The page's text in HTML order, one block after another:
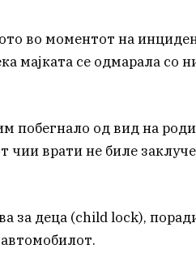
во моментот на
мајката се одмарала со
побегнало од вид на
чии врати не биле
за деца (child lock),